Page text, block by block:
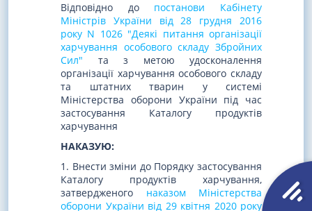
Відповідно до постанови Кабінету
Міністрів України від 28 грудня 2016
року N 1026 "Деякі питання організації
харчування особового складу Збройних
Сил" та з метою удосконалення
організації харчування особового складу
та штатних тварин у системі
Міністерства оборони України під час
застосування Каталогу продуктів
харчування
НАКАЗУЮ:
1. Внести зміни до Порядку застосування
Каталогу продуктів харчування,
затвердженого наказом Міністерства
оборони України від 29 квітня 2020 року